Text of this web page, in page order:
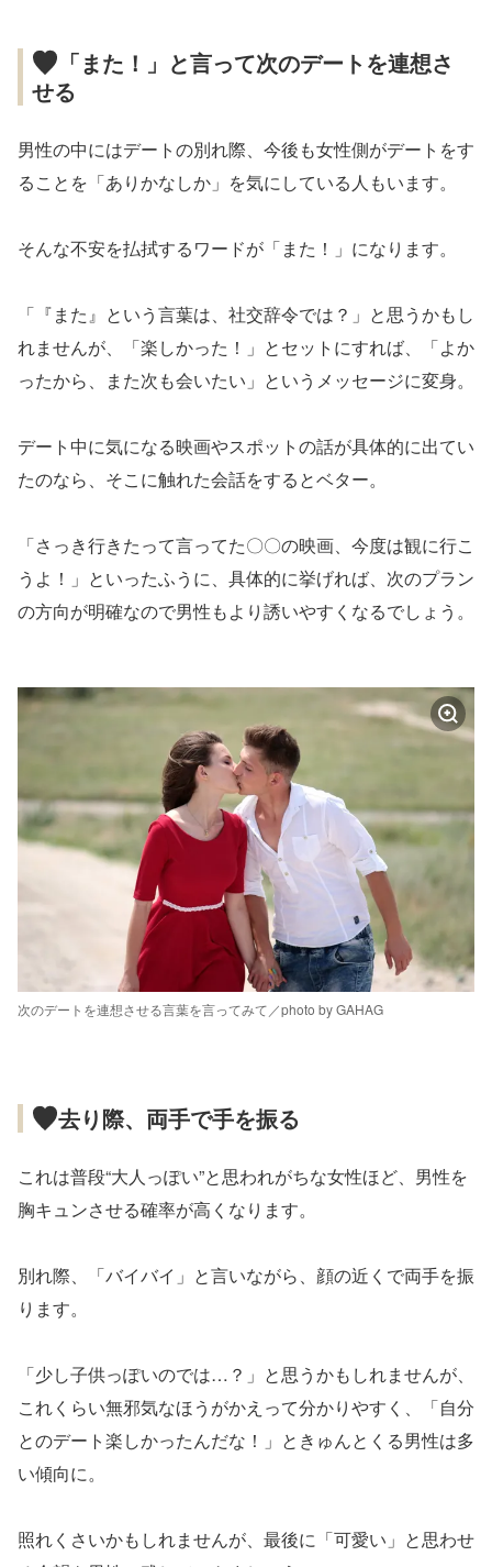
「また！」と言って次のデートを連想さ
せる
男性の中にはデートの別れ際、今後も女性側がデートをす
ることを「ありかなしか」を気にしている人もいます。
そんな不安を払拭するワードが「また！」になります。
「『また』という言葉は、社交辞令では？」と思うかもし
れませんが、「楽しかった！」とセットにすれば、「よか
ったから、また次も会いたい」というメッセージに変身。
デート中に気になる映画やスポットの話が具体的に出てい
たのなら、そこに触れた会話をするとベター。
「さっき行きたって言ってた〇〇の映画、今度は観に行こ
うよ！」といったふうに、具体的に挙げれば、次のプラン
の方向が明確なので男性もより誘いやすくなるでしょう。
次のデートを連想させる言葉を言ってみて／photo by GAHAG
去り際、両手で手を振る
これは普段“大人っぽい”と思われがちな女性ほど、男性を
胸キュンさせる確率が高くなります。
別れ際、「バイバイ」と言いながら、顔の近くで両手を振
ります。
「少し子供っぽいのでは…？」と思うかもしれませんが、
これくらい無邪気なほうがかえって分かりやすく、「自分
とのデート楽しかったんだな！」ときゅんとくる男性は多
い傾向に。
照れくさいかもしれませんが、最後に「可愛い」と思わせ